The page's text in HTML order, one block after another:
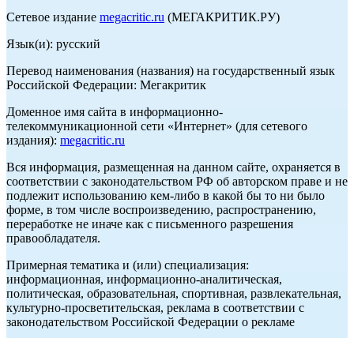
Сетевое издание megacritic.ru (МЕГАКРИТИК.РУ)
Язык(и): русский
Перевод наименования (названия) на государственный язык
Российской Федерации: Мегакритик
Доменное имя сайта в информационно-
телекоммуникационной сети «Интернет» (для сетевого
издания): megacritic.ru
Вся информация, размещенная на данном сайте, охраняется в
соответствии с законодательством РФ об авторском праве и не
подлежит использованию кем-либо в какой бы то ни было
форме, в том числе воспроизведению, распространению,
переработке не иначе как с письменного разрешения
правообладателя.
Примерная тематика и (или) специализация:
информационная, информационно-аналитическая,
политическая, образовательная, спортивная, развлекательная,
культурно-просветительская, реклама в соответствии с
законодательством Российской Федерации о рекламе